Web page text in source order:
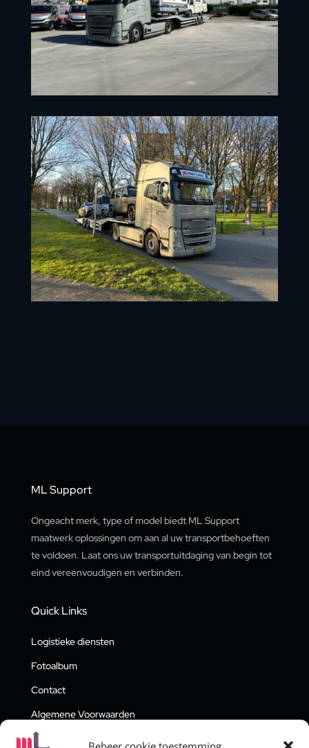
ML Support
Ongeacht merk, type of model biedt ML Support
maatwerk oplossingen om aan al uw transportbehoeften
te voldoen. Laat ons uw transportuitdaging van begin tot
eind vereenvoudigen en verbinden.
Quick Links
Logistieke diensten
Fotoalbum
Contact
Algemene Voorwaarden
Privacy Verklaring